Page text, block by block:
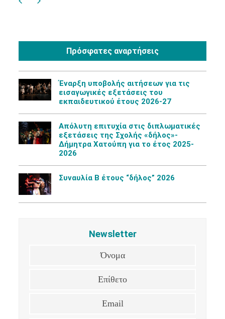
Πρόσφατες αναρτήσεις
Έναρξη υποβολής αιτήσεων για τις
εισαγωγικές εξετάσεις του
εκπαιδευτικού έτους 2026-27
Aπόλυτη επιτυχία στις διπλωματικές
εξετάσεις της Σχολής «δήλος»-
Δήμητρα Χατούπη για το έτος 2025-
2026
Συναυλία Β έτους “δήλος” 2026
Newsletter